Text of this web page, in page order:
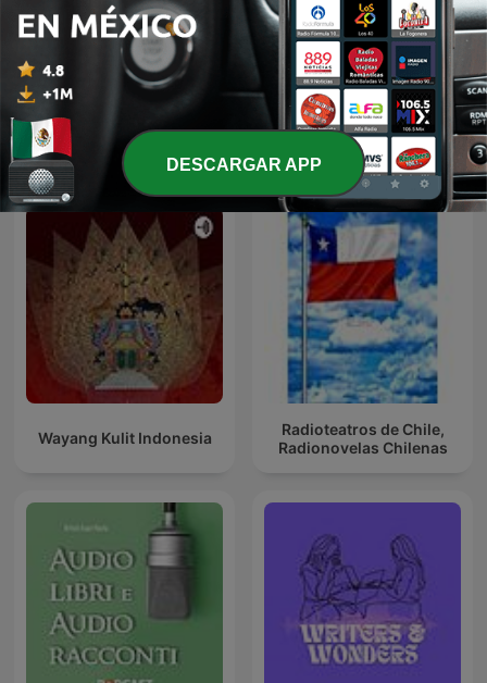
Audiolibros y relatos Fresh Air
Más podcasts internacionales de Arte
Wayang Kulit Indonesia
Radioteatros de Chile,
Radionovelas Chilenas
DESCARGAR APP